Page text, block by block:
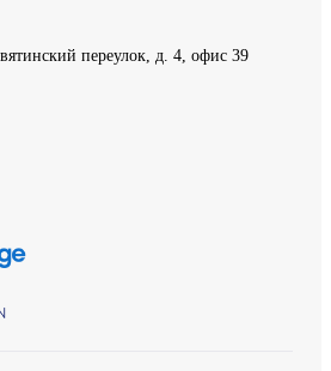
переулок, д. 4, офис 39